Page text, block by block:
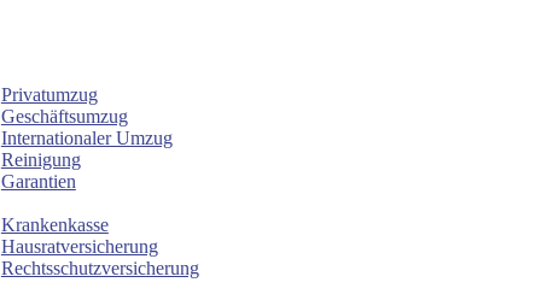
Privatumzug
Geschäftsumzug
Internationaler Umzug
Reinigung
Garantien
Krankenkasse
Hausratversicherung
Rechtsschutzversicherung